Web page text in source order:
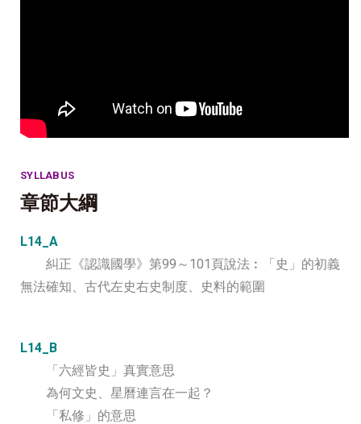
SYLLABUS
章節大綱
L14_A
糾正《認識國學》第99～101頁說法︰「史」的初義
無法確知、古代左史右史制度、史料的範圍
L14_B
「六經皆史」真實意思
為何文史、星曆連言在一起？
「私修」的意思